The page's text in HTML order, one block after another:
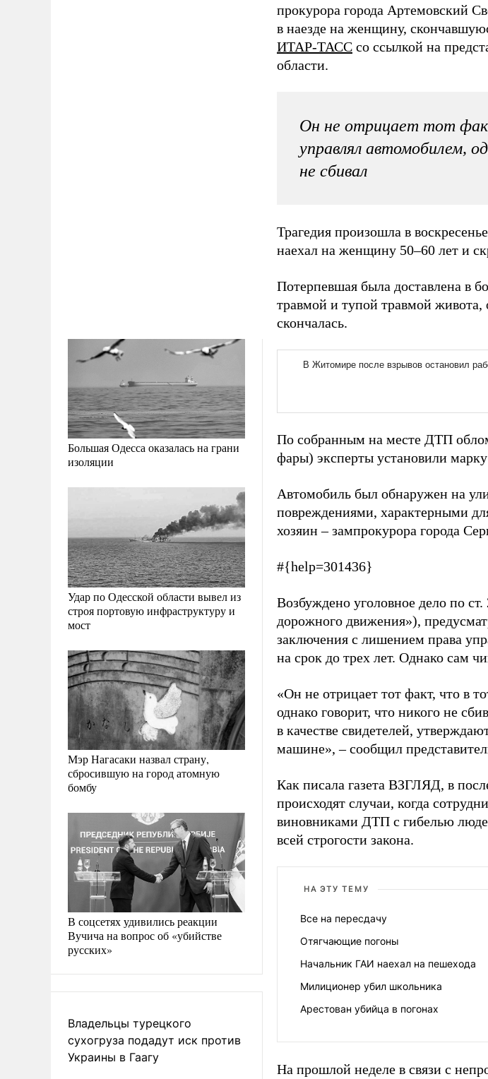
Большая Одесса оказалась на грани
изоляции
Удар по Одесской области вывел из
строя портовую инфраструктуру и
мост
Мэр Нагасаки назвал страну,
сбросившую на город атомную
бомбу
В соцсетях удивились реакции
Вучича на вопрос об «убийстве
русских»
Владельцы турецкого
сухогруза подадут иск против
Украины в Гаагу
прокурора города Артемовский
в наезде на женщину,
ИТАР-ТАСС со ссылкой на
области.
Он не отрицает тот
управлял автомобилем,
не сбивал
Трагедия произошла в
наехал на женщину 50–60 лет и
Потерпевшая была доставлена в
травмой и тупой травмой
скончалась.
По собранным на месте ДТП
фары) эксперты установили
Автомобиль был обнаружен на
повреждениями, характерными
хозяин – зампрокурора города
#{help=301436}
Возбуждено уголовное дело по
дорожного движения»),
заключения с лишением права
на срок до трех лет. Однако сам
«Он не отрицает тот факт, что в
однако говорит, что никого не
в качестве свидетелей,
машине», – сообщил
Как писала газета ВЗГЛЯД, в
происходят случаи, когда
виновниками ДТП с гибелью
всей строгости закона.
НА ЭТУ ТЕМУ
Все на пересдачу
Отягчающие погоны
Начальник ГАИ наехал на пешехода
Милиционер убил школьника
Арестован убийца в погонах
На прошлой неделе в связи с